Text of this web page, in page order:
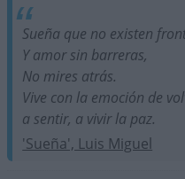
Sueña que no existen
Y amor sin barreras,
No mires atrás.
Vive con la emoción de
a sentir, a vivir la paz.
'Sueña', Luis Miguel